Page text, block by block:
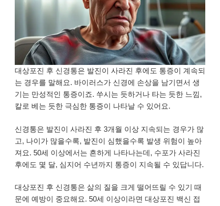
대상포진 후 신경통은 발진이 사라진 후에도 통증이 계속되
는 경우를 말해요. 바이러스가 신경에 손상을 남기면서 생
기는 만성적인 통증이죠. 쑤시는 듯하거나 타는 듯한 느낌,
칼로 베는 듯한 극심한 통증이 나타날 수 있어요.
신경통은 발진이 사라진 후 3개월 이상 지속되는 경우가 많
고, 나이가 많을수록, 발진이 심했을수록 발생 위험이 높아
져요. 50세 이상에서는 흔하게 나타나는데, 수포가 사라진
후에도 몇 달, 심지어 수년까지 통증이 지속될 수 있답니다.
대상포진 후 신경통은 삶의 질을 크게 떨어뜨릴 수 있기 때
문에 예방이 중요해요. 50세 이상이라면 대상포진 백신 접